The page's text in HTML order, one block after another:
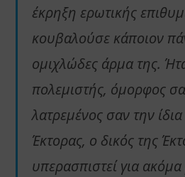
έκρηξη ερωτικής
κουβαλούσε κάποιον
ομιχλώδες άρμα της.
πολεμιστής, όμορφος
λατρεμένος σαν την
Έκτορας, ο δικός της
υπερασπιστεί για